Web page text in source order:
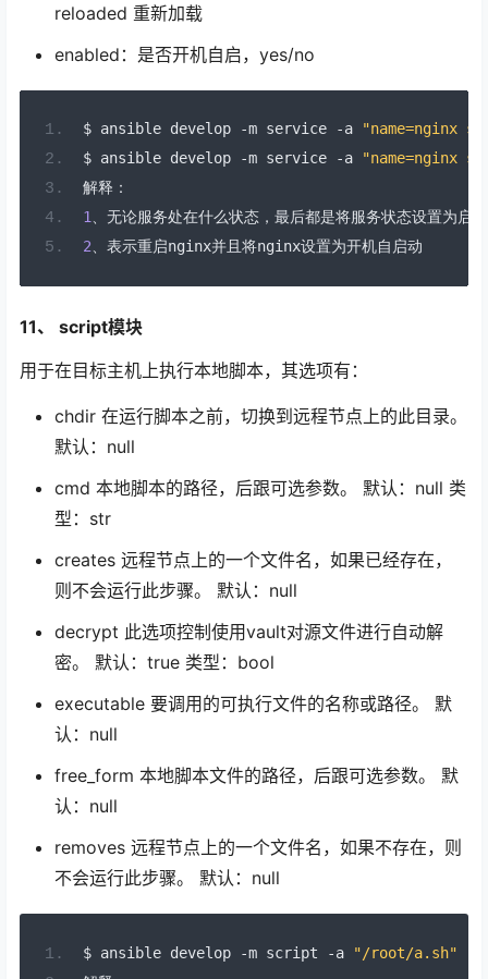
reloaded 重新加载
enabled：是否开机自启，yes/no
$ ansible develop -m service -a
"name=nginx
$ ansible develop
-m service -a
"name=nginx
解释：
1 、无论服务处在什么状态，最后都是将服务状态设置为启
2 、表示重启nginx并且将nginx设置为开机自启动
11、 script模块
用于在目标主机上执行本地脚本，其选项有：
chdir 在运行脚本之前，切换到远程节点上的此目录。
默认：null
cmd 本地脚本的路径，后跟可选参数。 默认：null 类
型：str
creates 远程节点上的一个文件名，如果已经存在，
则不会运行此步骤。 默认：null
decrypt 此选项控制使用vault对源文件进行自动解
密。 默认：true 类型：bool
executable 要调用的可执行文件的名称或路径。 默
认：null
free_form 本地脚本文件的路径，后跟可选参数。 默
认：null
removes 远程节点上的一个文件名，如果不存在，则
不会运行此步骤。 默认：null
$ ansible develop -m script -a
"/root/a.sh"